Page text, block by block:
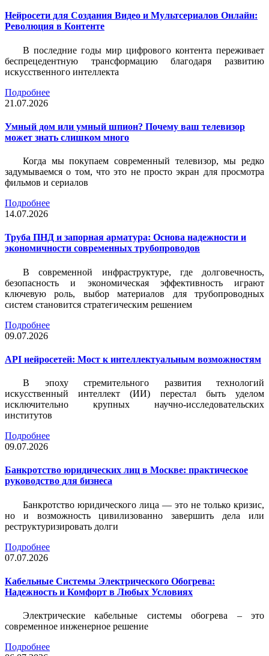
Нейросети для Создания Видео и Мультсериалов Онлайн:
Революция в Контенте
В последние годы мир цифрового контента переживает
беспрецедентную трансформацию благодаря развитию
искусственного интеллекта
Подробнее
21.07.2026
Умный дом или умный шпион? Почему ваш телевизор
может знать слишком много
Когда мы покупаем современный телевизор, мы редко
задумываемся о том, что это не просто экран для просмотра
фильмов и сериалов
Подробнее
14.07.2026
Труба ПНД и запорная арматура: Основа надежности и
экономичности современных трубопроводов
В современной инфраструктуре, где долговечность,
безопасность и экономическая эффективность играют
ключевую роль, выбор материалов для трубопроводных
систем становится стратегическим решением
Подробнее
09.07.2026
API нейросетей: Мост к интеллектуальным возможностям
В эпоху стремительного развития технологий
искусственный интеллект (ИИ) перестал быть уделом
исключительно крупных научно-исследовательских
институтов
Подробнее
09.07.2026
Банкротство юридических лиц в Москве: практическое
руководство для бизнеса
Банкротство юридического лица — это не только кризис,
но и возможность цивилизованно завершить дела или
реструктуризировать долги
Подробнее
07.07.2026
Кабельные Системы Электрического Обогрева:
Надежность и Комфорт в Любых Условиях
Электрические кабельные системы обогрева – это
современное инженерное решение
Подробнее